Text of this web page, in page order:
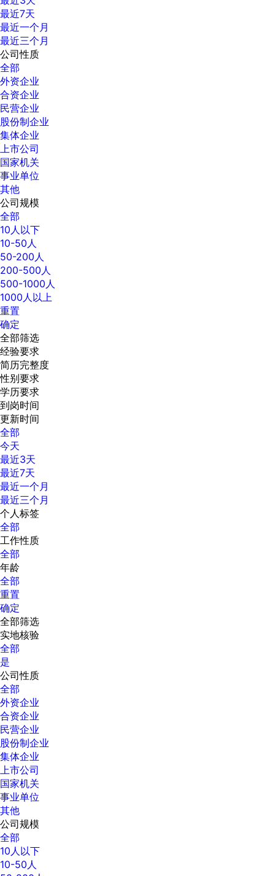
最近7天
最近一个月
最近三个月
公司性质
全部
外资企业
合资企业
民营企业
股份制企业
集体企业
上市公司
国家机关
事业单位
其他
公司规模
全部
10人以下
10-50人
50-200人
200-500人
500-1000人
1000人以上
重置
确定
全部筛选
经验要求
简历完整度
性别要求
学历要求
到岗时间
更新时间
全部
今天
最近3天
最近7天
最近一个月
最近三个月
个人标签
全部
工作性质
全部
年龄
全部
重置
确定
全部筛选
实地核验
全部
是
公司性质
全部
外资企业
合资企业
民营企业
股份制企业
集体企业
上市公司
国家机关
事业单位
其他
公司规模
全部
10人以下
10-50人